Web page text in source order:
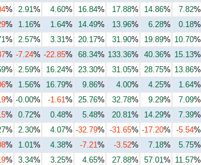
% 2.91 % 4.60% 16.84% 17.88% 14.86% 7.82%
% 1.16% 1.64% 14.49% 13.96% 6.28% 0.18%
% 2.57% 3.31 % 20.17% 31.90% 19.89% 10.70%
% -7.24% -22.85% 68.34% 133.36% 40.36% 15.13%
% 2.59% 16.24% 23.30% 31.05% 28.75% 13.86%
% 1.56% 16.79% 9.86% 4.00% 4.25% 1.64%
% -0.00% -1.61 % 25.76% 32.78% 9.29% 7.09%
% 0.72% 0.48% 5.48% 20.81 % 14.29% 7.39%
% 2.30% 4.07% -32.79% -31.65% -17.20% -5.54%
% 1.01 % 4.38% -7.21 % -3.52% 7.18% 5.75%
% 3.34% 3.25% 4.65% 27.88% 57.01 % 11.57%